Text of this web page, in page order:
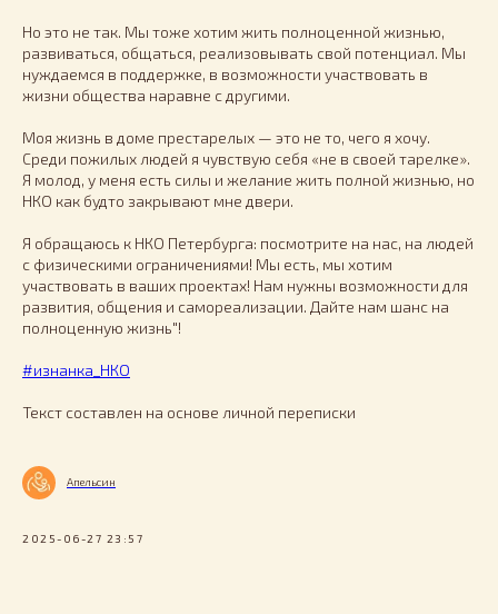
Но это не так. Мы тоже хотим жить полноценной жизнью,
развиваться, общаться, реализовывать свой потенциал. Мы
нуждаемся в поддержке, в возможности участвовать в
жизни общества наравне с другими.
Моя жизнь в доме престарелых — это не то, чего я хочу.
Среди пожилых людей я чувствую себя «не в своей тарелке».
Я молод, у меня есть силы и желание жить полной жизнью, но
НКО как будто закрывают мне двери.
Я обращаюсь к НКО Петербурга: посмотрите на нас, на людей
с физическими ограничениями! Мы есть, мы хотим
участвовать в ваших проектах! Нам нужны возможности для
развития, общения и самореализации. Дайте нам шанс на
полноценную жизнь"!
#изнанка_НКО
Текст составлен на основе личной переписки
Апельсин
2025-06-27 23:57